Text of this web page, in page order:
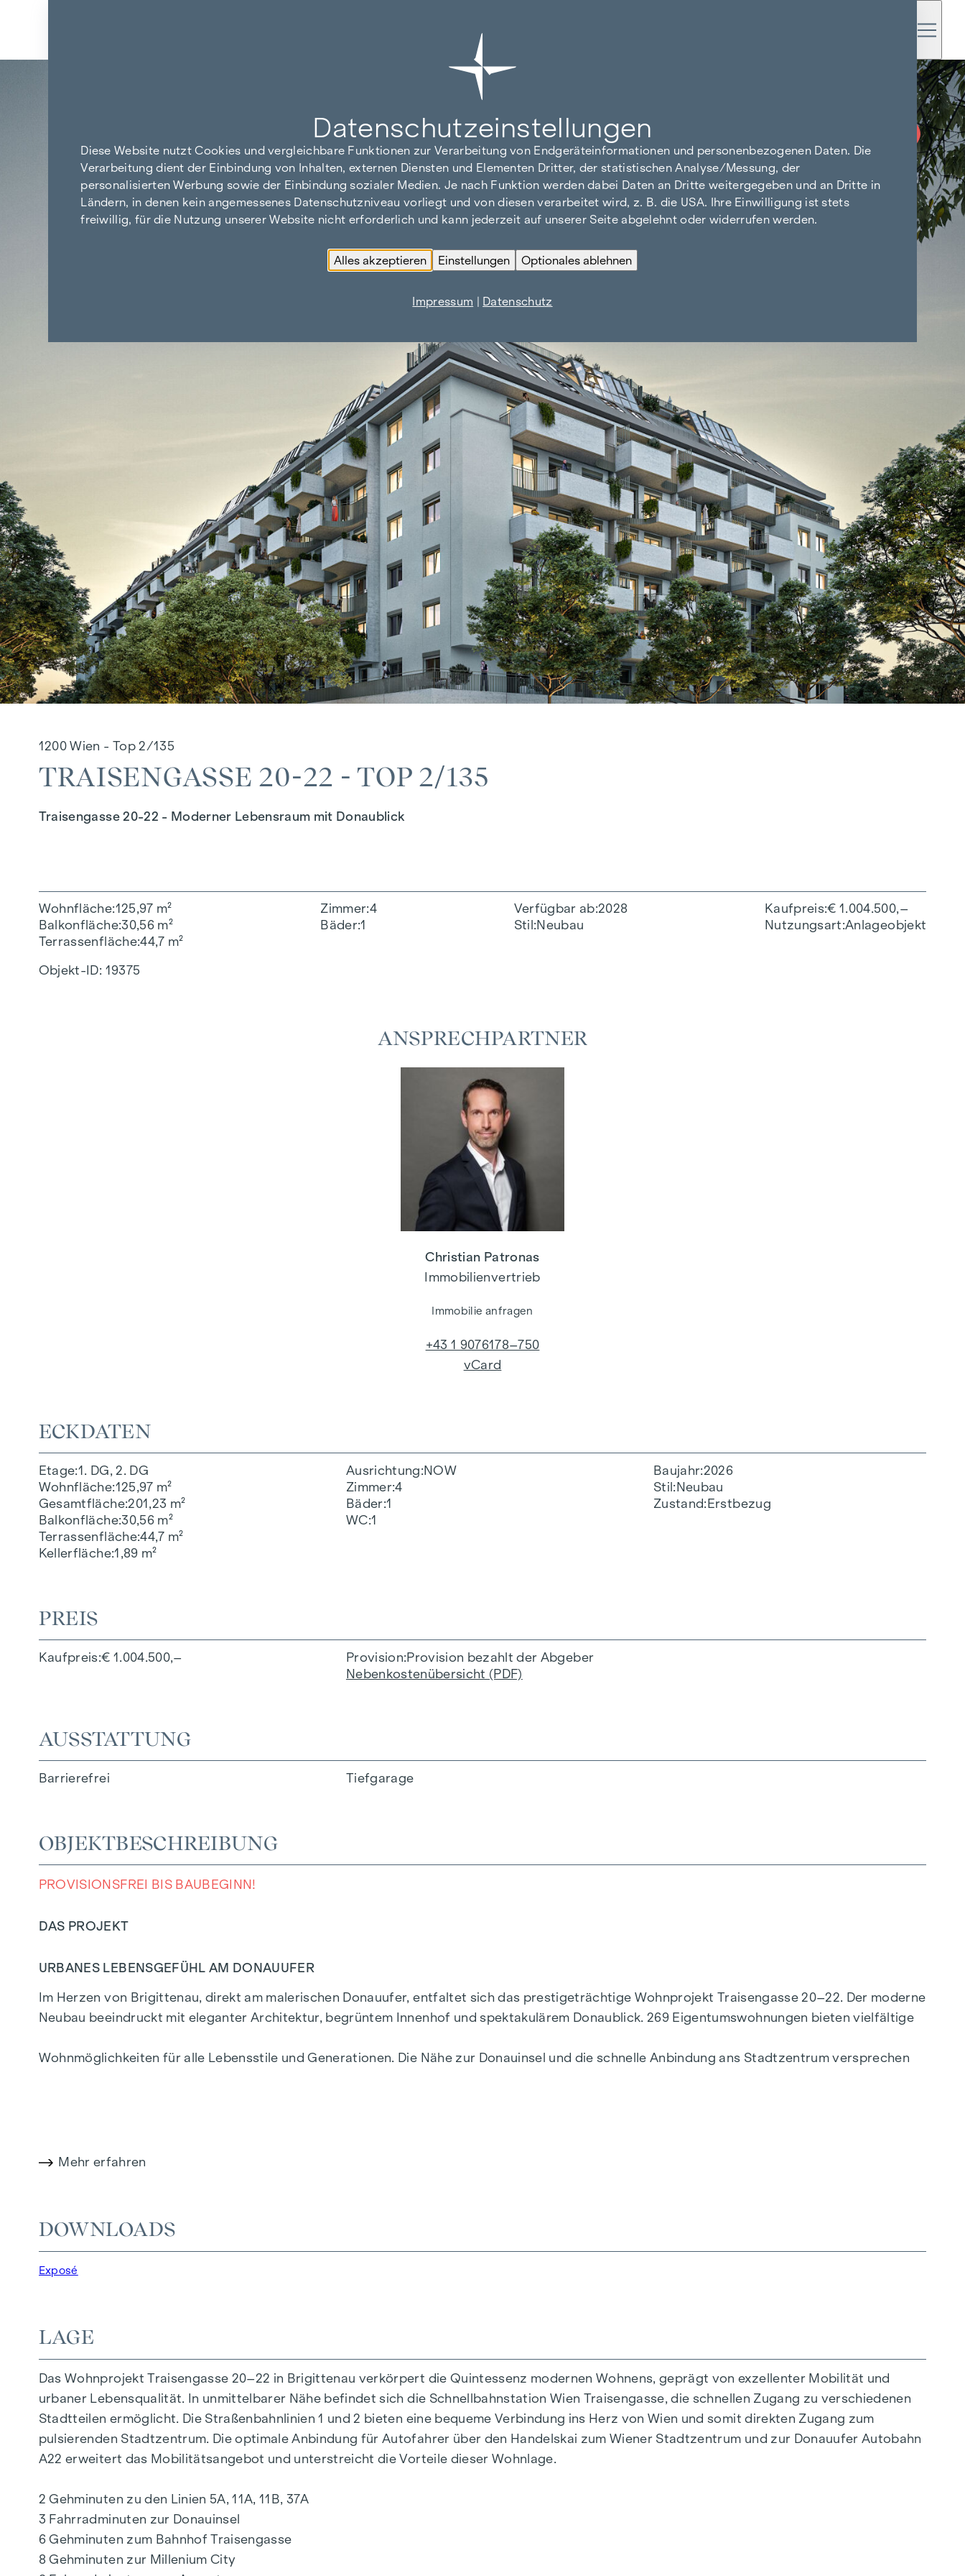
BIS BAUBEGINN
1200 Wien - Top 2/135
TRAISENGASSE 20-22 - TOP 2/135
Traisengasse 20-22 - Moderner Lebensraum mit Donaublick
Wohnfläche 125,97 m²
Balkonfläche 30,56 m²
Terrassenfläche 44,7 m²
Zimmer 4
Bäder 1
Verfügbar ab 2028
Stil Neubau
Kaufpreis € 1.004.500,–
Nutzungsart Anlageobjekt
Objekt-ID: 19375
ECKDATEN
Etage 1. DG, 2. DG
Wohnfläche 125,97 m²
Gesamtfläche 201,23 m²
Balkonfläche 30,56 m²
Terrassenfläche 44,7 m²
Kellerfläche 1,89 m²
Ausrichtung NOW
Zimmer 4
Bäder 1
WC 1
Baujahr 2026
Stil Neubau
Zustand Erstbezug
PREIS
Kaufpreis € 1.004.500,– Provision Provision bezahlt der Abgeber
Nebenkostenübersicht (PDF)
AUSSTATTUNG
Barrierefrei Tiefgarage
OBJEKTBESCHREIBUNG
PROVISIONSFREI BIS BAUBEGINN!
DAS PROJEKT
URBANES LEBENSGEFÜHL AM DONAUUFER
Im Herzen von Brigittenau, direkt am malerischen Donauufer, entfaltet sich das prestigeträchtige Wohnprojekt Traisengasse 20–22. Der moderne
Neubau beeindruckt mit eleganter Architektur, begrüntem Innenhof und spektakulärem Donaublick. 269 Eigentumswohnungen bieten vielfältige
Wohnmöglichkeiten für alle Lebensstile und Generationen. Die Nähe zur Donauinsel und die schnelle Anbindung ans Stadtzentrum versprechen
Einzimmerapartments bis zu großzügigen Vierzimmerwohnungen reichen, finden hier alle ihren idealen Lebensraum. Eichenparkettböden und
Wohnambiente, selbst an den heißesten Tagen.
AUSSTATTUNG
Außenliegender, elektrischer Sonnenschutz
Klimaanlage im DG
Fußbodenheizung mittels Fernwärme
Photovoltaikanlage am Dach
Digitale Gegensprechanlage und
schwarzes Brett über Handyapp
Smarte Hausverwaltungs-App „puck“
HIGHLIGHTS
269 Eigentumswohnungen
1 bis 4 Zimmer mit Wohnflächen von ca. 38 bis 124 m2
Mehr erfahren
DOWNLOADS
Exposé
LAGE
Das Wohnprojekt Traisengasse 20–22 in Brigittenau verkörpert die Quintessenz modernen Wohnens, geprägt von exzellenter Mobilität und
urbaner Lebensqualität. In unmittelbarer Nähe befindet sich die Schnellbahnstation Wien Traisengasse, die schnellen Zugang zu verschiedenen
Stadtteilen ermöglicht. Die Straßenbahnlinien 1 und 2 bieten eine bequeme Verbindung ins Herz von Wien und somit direkten Zugang zum
pulsierenden Stadtzentrum. Die optimale Anbindung für Autofahrer über den Handelskai zum Wiener Stadtzentrum und zur Donauufer Autobahn
A22 erweitert das Mobilitätsangebot und unterstreicht die Vorteile dieser Wohnlage.
2 Gehminuten zu den Linien 5A, 11A, 11B, 37A
3 Fahrradminuten zur Donauinsel
6 Gehminuten zum Bahnhof Traisengasse
8 Gehminuten zur Millenium City
ANSPRECHPARTNER
Christian Patronas
Immobilienvertrieb
Immobilie anfragen
+43 1 9076178–750
vCard
Datenschutz­einstellungen
Diese Website nutzt Cookies und vergleichbare Funktionen zur Verarbeitung von Endgeräteinformationen und personenbezogenen Daten. Die
Verarbeitung dient der Einbindung von Inhalten, externen Diensten und Elementen Dritter, der statistischen Analyse/Messung, der
personalisierten Werbung sowie der Einbindung sozialer Medien. Je nach Funktion werden dabei Daten an Dritte weitergegeben und an Dritte in
Ländern, in denen kein angemessenes Datenschutzniveau vorliegt und von diesen verarbeitet wird, z. B. die USA. Ihre Einwilligung ist stets
freiwillig, für die Nutzung unserer Website nicht erforderlich und kann jederzeit auf unserer Seite abgelehnt oder widerrufen werden.
Alles akzeptieren Einstellungen Optionales ablehnen
Impressum | Datenschutz